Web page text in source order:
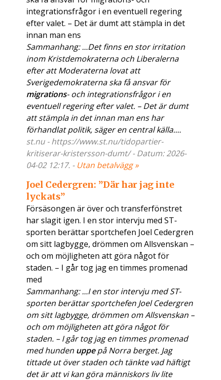
integrationsfrågor i en eventuell regering
efter valet. – Det är dumt att stämpla in det
innan man ens
Sammanhang: ...Det finns en stor irritation
inom Kristdemokraterna och Liberalerna
efter att Moderaterna lovat att
Sverigedemokraterna ska få ansvar för
migrations- och integrationsfrågor i en
eventuell regering efter valet. – Det är dumt
att stämpla in det innan man ens har
förhandlat politik, säger en central källa....
st.nu - https://www.st.nu/tidopartier-
kritiserar-kristersson-dumt/ - Datum: 2026-
04-02 12:17. - Utan betalvägg »
Joel Cedergren: ”Där har jag inte
lyckats”
Försäsongen är över och transferfönstret
har slagit igen. I en stor intervju med ST-
sporten berättar sportchefen Joel Cedergren
om sitt lagbygge, drömmen om Allsvenskan –
och om möjligheten att göra något för
staden. – I går tog jag en timmes promenad
med
Sammanhang: ...I en stor intervju med ST-
sporten berättar sportchefen Joel Cedergren
om sitt lagbygge, drömmen om Allsvenskan –
och om möjligheten att göra något för
staden. – I går tog jag en timmes promenad
med hunden uppepå Norra berget. Jag
tittade ut över staden och tänkte vad häftigt
det är att vi kan göra människors liv lite